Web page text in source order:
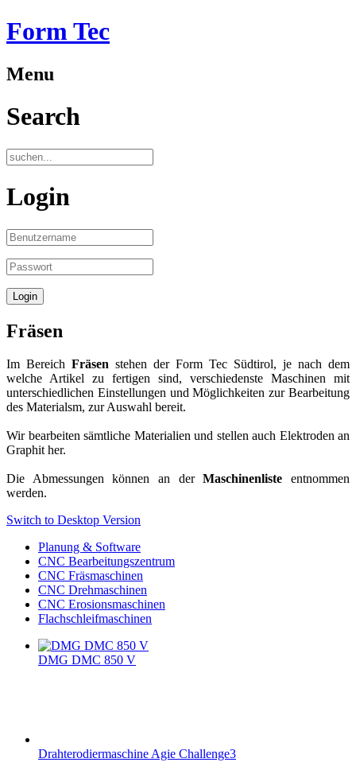
Form Tec
Menu
Search
Login
Fräsen
Im Bereich Fräsen stehen der Form Tec Südtirol, je nach dem
welche Artikel zu fertigen sind, verschiedenste Maschinen mit
unterschiedlichen Einstellungen und Möglichkeiten zur Bearbeitung
des Materialsm, zur Auswahl bereit.
Wir bearbeiten sämtliche Materialien und stellen auch Elektroden an
Graphit her.
Die Abmessungen können an derMaschinenliste entnommen
werden.
Switch to Desktop Version
Planung & Software
CNC Bearbeitungszentrum
CNC Fräsmaschinen
CNC Drehmaschinen
CNC Erosionsmaschinen
Flachschleifmaschinen
DMG DMC 850 V
Drahterodiermaschine Agie Challenge3